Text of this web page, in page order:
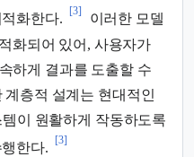
화한다.
[3]
이러한 모델
화되어 있어, 사용자가
하게 결과를 도출할 수
계층적 설계는 현대적인
이 원활하게 작동하도록
한다.
[3]